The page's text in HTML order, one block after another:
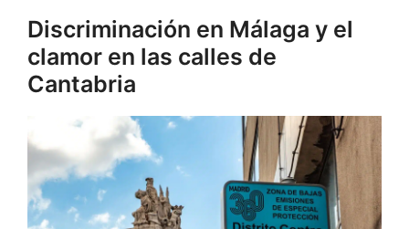
Discriminación en Málaga y el
clamor en las calles de
Cantabria